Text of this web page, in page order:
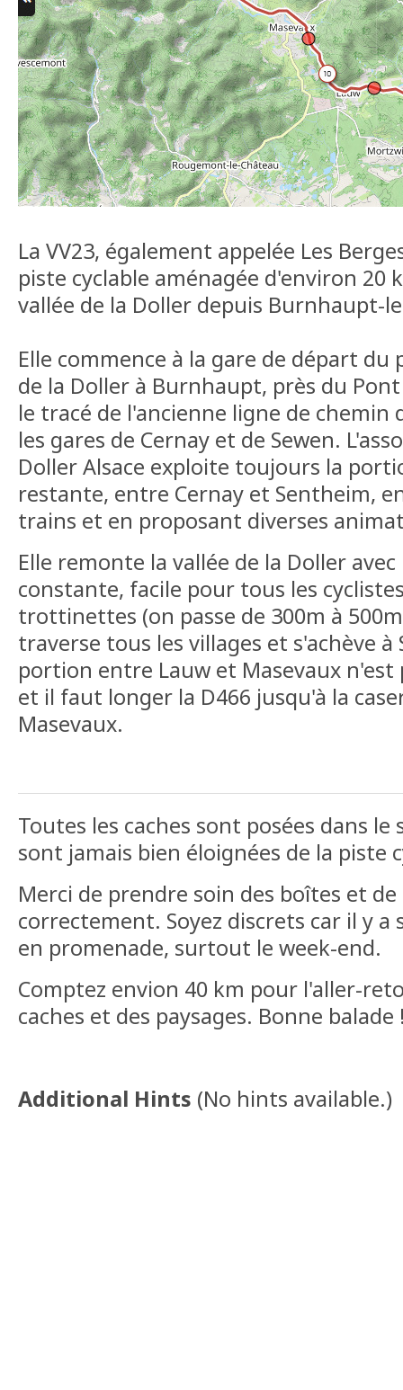
La VV23, également appelée Les
piste cyclable aménagée d'environ 20
vallée de la Doller depuis Burnhaupt-
Elle commence à la gare de départ
de la Doller à Burnhaupt, près du
le tracé de l'ancienne ligne de chemin
les gares de Cernay et de Sewen.
Doller Alsace exploite toujours la
restante, entre Cernay et Sentheim,
trains et en proposant diverses
Elle remonte la vallée de la Doller
constante, facile pour tous les
trottinettes (on passe de 300m à
traverse tous les villages et s'achève à
portion entre Lauw et Masevaux n'est
et il faut longer la D466 jusqu'à la
Masevaux.
Toutes les caches sont posées dans le
sont jamais bien éloignées de la piste
Merci de prendre soin des boîtes et
correctement. Soyez discrets car il y a
en promenade, surtout le week-end.
Comptez envion 40 km pour l'aller-
caches et des paysages. Bonne
Additional Hints (No hints available.)